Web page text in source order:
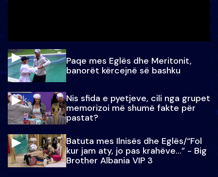
Paqe mes Eglës dhe Meritonit,
banorët kërcejnë së bashku
Nis sfida e pyetjeve, cili nga grupet
memorizoi më shumë fakte për
pastat?
Batuta mes Ilnisës dhe Eglës/“Fol
kur jam aty, jo pas krahëve…” - Big
Brother Albania VIP 3